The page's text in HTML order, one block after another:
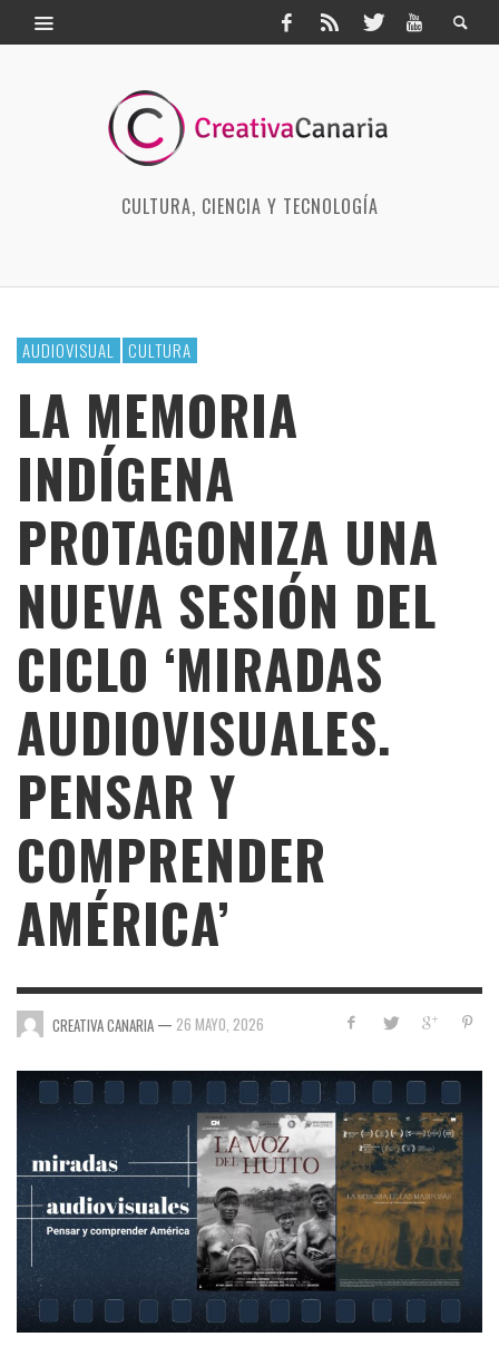
CULTURA, CIENCIA Y TECNOLOGÍA
AUDIOVISUAL CULTURA
LA MEMORIA
INDÍGENA
PROTAGONIZA UNA
NUEVA SESIÓN DEL
CICLO ‘MIRADAS
AUDIOVISUALES.
PENSAR Y
COMPRENDER
AMÉRICA’
CREATIVA CANARIA — 26 MAYO, 2026